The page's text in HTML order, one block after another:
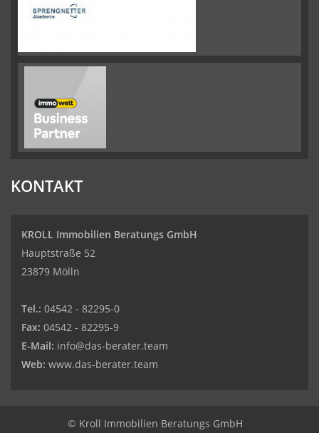
KONTAKT
KROLL Immobilien Beratungs GmbH
Hauptstraße 52
23879 Mölln
Tel.: 04542 - 82295-0
Fax: 04542 - 82295-9
E-Mail: info@das-berater.team
Web: www.das-berater.team
© Kroll Immobilien Beratungs GmbH